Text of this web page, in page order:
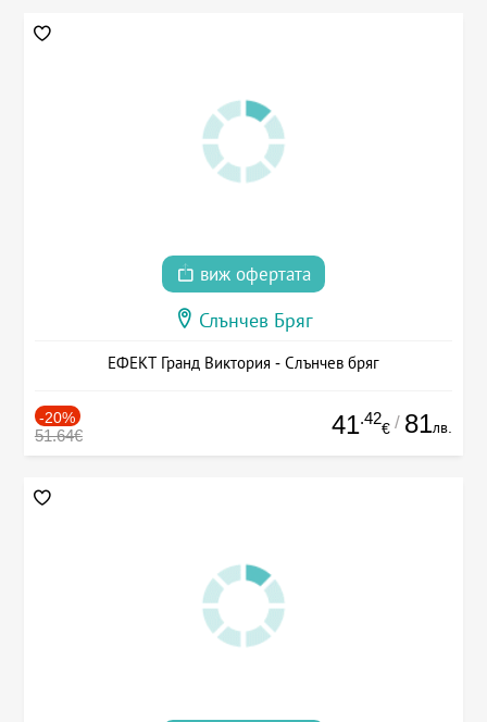
виж офертата
Слънчев Бряг
ЕФЕКТ Гранд Виктория - Слънчев бряг
-20%
51.64€ 41.42
€ / 81лв.